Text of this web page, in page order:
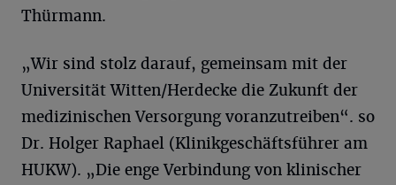
Thürmann.
„Wir sind stolz darauf, gemeinsam mit der
Universität Witten/Herdecke die Zukunft der
medizinischen Versorgung voranzutreiben“. so
Dr. Holger Raphael (Klinikgeschäftsführer am
HUKW). „Die enge Verbindung von klinischer